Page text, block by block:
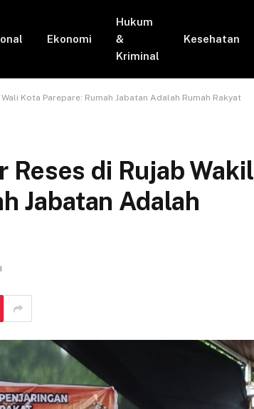
Ekonomi
Hukum
&
Kriminal
Kesehatan
Kota Parepare: Rumah Jabatan Adalah Rumah Rakyat
Reses di Rujab Wakil
Jabatan Adalah